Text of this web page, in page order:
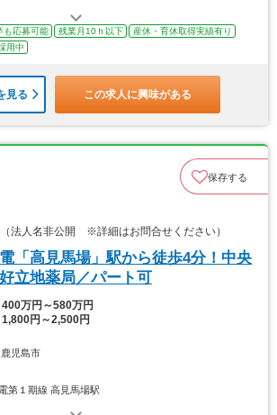
も応募可能 残業月10ｈ以下
産休・育休取得実績有り
用中
見る この求人に興味がある
保存する
法人名非公開 ※詳細はお問合せください）
「高見馬場」駅から徒歩4分！中央
立地薬局／パート可
400万円～580万円
1,800円～2,500円
児島市
第１期線 高見馬場駅